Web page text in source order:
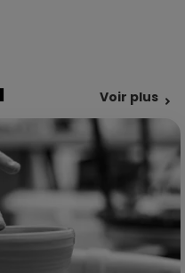
Voir plus